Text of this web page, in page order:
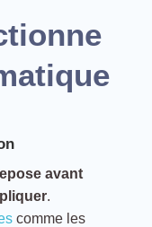
avant
.
comme les